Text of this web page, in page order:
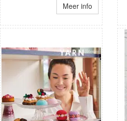
Meer info